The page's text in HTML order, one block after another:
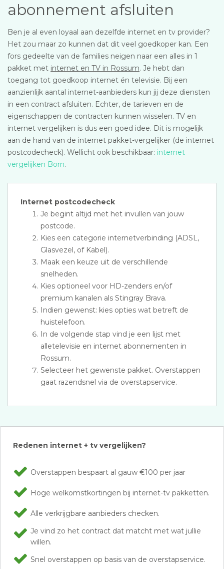
abonnement afsluiten
Ben je al even loyaal aan dezelfde internet en tv provider?
Het zou maar zo kunnen dat dit veel goedkoper kan. Een
fors gedeelte van de families neigen naar een alles in 1
pakket met internet en TV in Rossum. Je hebt dan
toegang tot goedkoop internet én televisie. Bij een
aanzienlijk aantal internet-aanbieders kun jij deze diensten
in een contract afsluiten. Echter, de tarieven en de
eigenschappen de contracten kunnen wisselen. TV en
internet vergelijken is dus een goed idee. Dit is mogelijk
aan de hand van de internet pakket-vergelijker (de internet
postcodecheck). Wellicht ook beschikbaar: internet
vergelijken Born.
Internet postcodecheck
Je begint altijd met het invullen van jouw
postcode.
Kies een categorie internetverbinding (ADSL,
Glasvezel, of Kabel).
Maak een keuze uit de verschillende
snelheden.
Kies optioneel voor HD-zenders en/of
premium kanalen als Stingray Brava.
Indien gewenst: kies opties wat betreft de
huistelefoon.
In de volgende stap vind je een lijst met
alletelevisie en internet abonnementen in
Rossum.
Selecteer het gewenste pakket. Overstappen
gaat razendsnel via de overstapservice.
Redenen internet + tv vergelijken?
Overstappen bespaart al gauw €100 per jaar
Hoge welkomstkortingen bij internet-tv pakketten.
Alle verkrijgbare aanbieders checken.
Je vind zo het contract dat matcht met wat jullie
willen.
Snel overstappen op basis van de overstapservice.